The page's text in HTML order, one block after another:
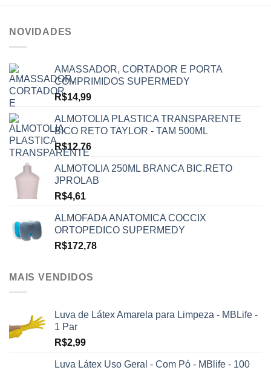
NOVIDADES
AMASSADOR, CORTADOR E PORTA
COMPRIMIDOS SUPERMEDY
R$14,99
ALMOTOLIA PLASTICA TRANSPARENTE
BICO RETO TAYLOR - TAM 500ML
R$12,76
ALMOTOLIA 250ML BRANCA BIC.RETO
JPROLAB
R$4,61
ALMOFADA ANATOMICA COCCIX
ORTOPEDICO SUPERMEDY
R$172,78
MAIS VENDIDOS
Luva de Látex Amarela para Limpeza - MBLife -
1 Par
R$2,99
Luva Látex Uso Geral - Com Pó - MBlife - 100